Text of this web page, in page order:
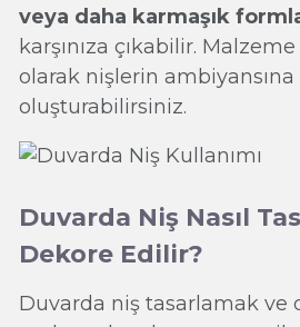
veya daha karmaşık
karşınıza çıkabilir.
olarak nişlerin
oluşturabilirsiniz.
Duvarda Niş Nasıl
Dekore Edilir?
Duvarda niş tasarlamak ve